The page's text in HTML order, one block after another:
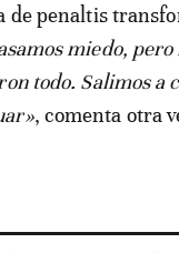
de penaltis
miedo,
todo. Salimos
, comenta otra